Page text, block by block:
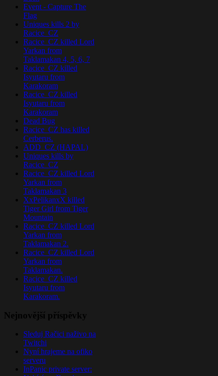
Event - Capture The
Flag
Uniques kills 2 by
Racice_CZ
Racice_CZ killed Lord
Yarkan from
Taklamakan 4, 5, 6, 7
Racice_CZ killed
Isyutaru from
Karakoram
Racice_CZ killed
Isyutaru from
Karakoram
Dead Bug
Racice_CZ has killed
Cerberus.
ADD_CZ (HAPAL)
Uniques kills by
Racice_CZ
Racice_CZ killed Lord
Yarkan from
Taklamakan 3
XxPelikanxX killed
Tiger Girl from Tiger
Mountain
Racice_CZ killed Lord
Yarkan from
Taklamakan 2.
Racice_CZ killed Lord
Yarkan from
Taklamakan.
Racice_CZ killed
Isyutaru from
Karakoram.
Nejnovější příspěvky
Sleduj Račici naživo na
Twitchi
Nyní hrajeme na ofiko
serveru
InPanic private server: